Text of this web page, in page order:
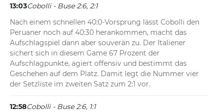
13:03Cobolli - Buse 2:6, 2:1
Nach einem schnellen 40:0-Vorsprung lässt Cobolli den
Peruaner noch auf 40:30 herankommen, macht das
Aufschlagspiel dann aber souverän zu. Der Italiener
sichert sich in diesem Game 67 Prozent der
Aufschlagpunkte, agiert offensiv und bestimmt das
Geschehen auf dem Platz. Damit legt die Nummer vier
der Setzliste im zweiten Satz zum 2:1 vor.
12:58Cobolli - Buse 2:6, 1:1